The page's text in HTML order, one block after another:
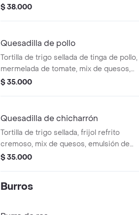
acompañada de guacamole, pico de gallo
$ 38.000
Quesadilla de pollo
Tortilla de trigo sellada de tinga de pollo,
mermelada de tomate, mix de quesos,
acompañada de guacamole y sour cream.
$ 35.000
Quesadilla de chicharrón
Tortilla de trigo sellada, frijol refrito
cremoso, mix de quesos, emulsión de
aguacate, queso costeño, jalapeños
$ 35.000
Burros